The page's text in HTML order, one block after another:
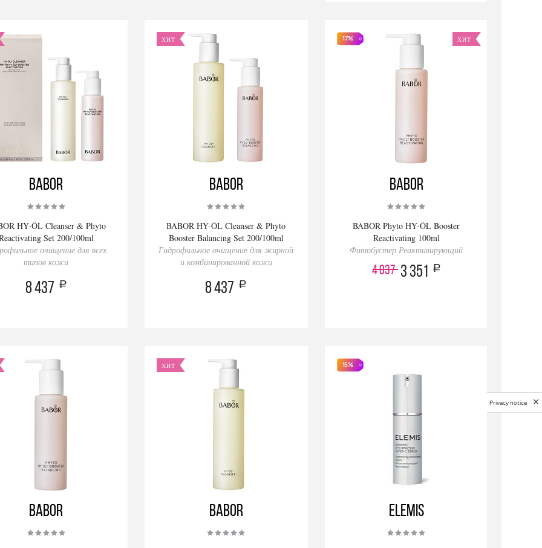
BABOR
HY-ÖL Cleanser & Phyto
Set 200/100ml
очищение для всех
типов кожи
8 437 a
ХИТ
BABOR
BABOR HY-ÖL Cleanser & Phyto
Booster Balancing Set 200/100ml
Гидрофильное очищение для жирной
и комбинированной кожи
8 437 a
17% ХИТ
BABOR
BABOR Phyto HY-ÖL Booster
Reactivating 100ml
Фитобустер Реактивирующий
4 037 3 351 a
BABOR
ХИТ
BABOR
15%
Elemis
Privacy notice